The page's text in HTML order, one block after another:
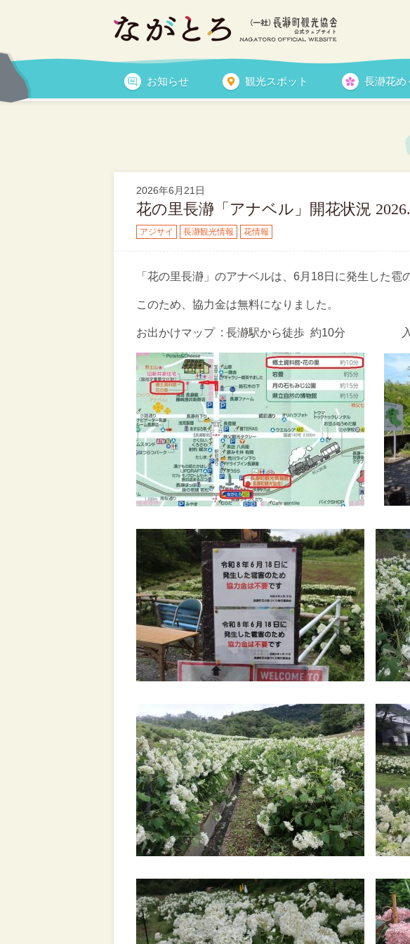
お知らせ 観光スポット 長瀞花め
アジサイ
長瀞観光情報 トピックス 花情報
2026年6月21日
花の里長瀞「アナベル」開花状況
アジサイ 長瀞観光情報 花情報
「花の里長瀞」のアナベルは、6月18日に発生した
このため、協力金は無料になりました。
お出かけマップ : 長瀞駅から徒歩 約10分